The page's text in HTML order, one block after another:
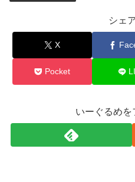
シェ
X
Pocket
いーぐるめを